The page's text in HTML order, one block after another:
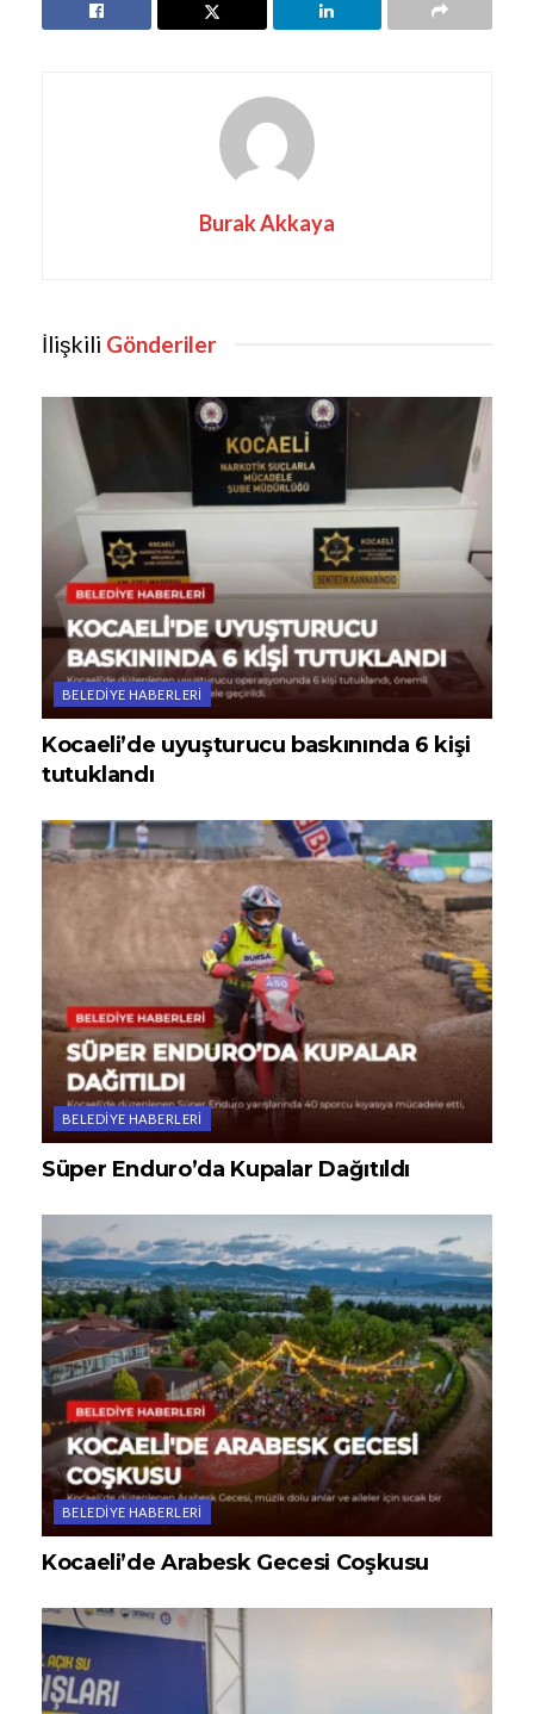
Burak Akkaya
İlişkili Gönderiler
BELEDIYE HABERLERI
Kocaeli’de uyuşturucu baskınında 6 kişi
tutuklandı
BELEDIYE HABERLERI
Süper Enduro’da Kupalar Dağıtıldı
BELEDIYE HABERLERI
Kocaeli’de Arabesk Gecesi Coşkusu